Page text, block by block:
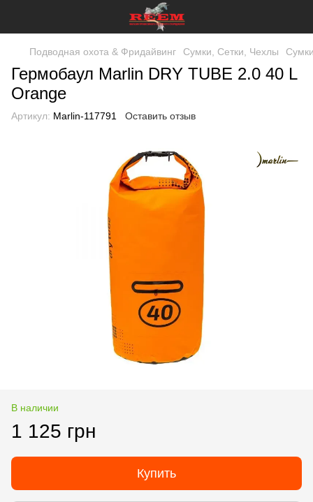
Подводная охота & Фридайвинг Сумки, Сетки, Чехлы
Гермобаул Marlin DRY TUBE 2.0 40 L
Orange
Артикул: Marlin-117791 Оставить отзыв
В наличии
1 125 грн
Купить